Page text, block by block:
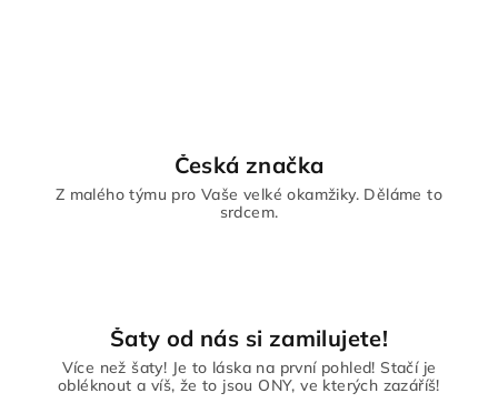
Česká značka
Z malého týmu pro Vaše velké okamžiky. Děláme to
srdcem.
Šaty od nás si zamilujete!
Více než šaty! Je to láska na první pohled! Stačí je
obléknout a víš, že to jsou ONY, ve kterých zazáříš!